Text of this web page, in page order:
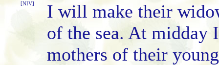
[NIV]
I will make their
of the sea. At midday
mothers of their